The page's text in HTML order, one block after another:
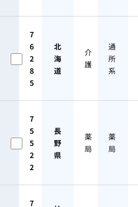
7
6
2
8
5
北
海
道
介
護
通
所
系
7
5
5
2
2
長
野
県
薬
局
薬
局
7